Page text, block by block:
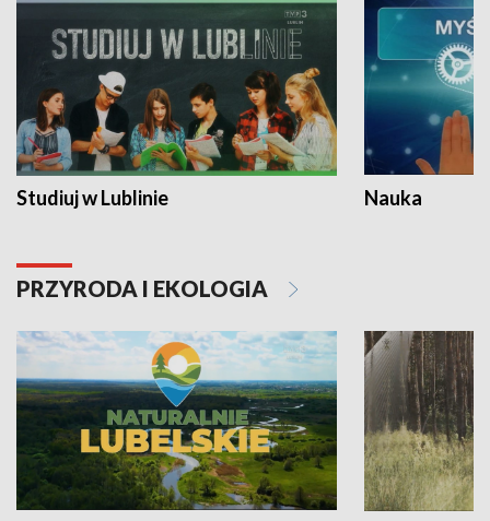
Studiuj w Lublinie Nauka
PRZYRODA I EKOLOGIA